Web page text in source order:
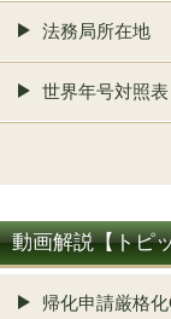
法務局所在地
世界年号対照表
動画解説【トピ
帰化申請厳格